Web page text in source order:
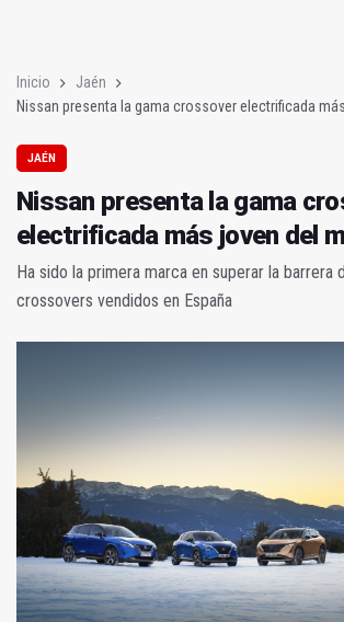
Inicio
Jaén
Nissan presenta la gama crossover electrificada
JAÉN
Nissan presenta la gama
electrificada más joven del
Ha sido la primera marca en superar la barrera
crossovers vendidos en España